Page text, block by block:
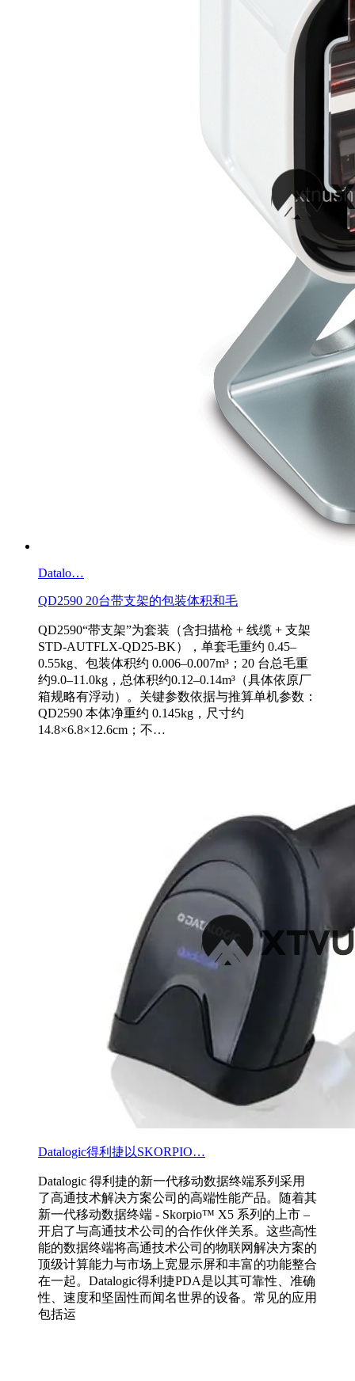
Datalo…
QD2590 20台带支架的包装体积和毛
QD2590“带支架”为套装（含扫描枪 + 线缆 + 支架
STD-AUTFLX-QD25-BK），‌单套毛重约 0.45–
0.55kg、包装体积约 0.006–0.007m³‌；20 台总毛重
约‌9.0–11.0kg‌，总体积约‌0.12–0.14m³‌（具体依原厂
箱规略有浮动）。关键参数依据与推算‌单机参数‌：
QD2590 本体净重约 0.145kg，尺寸约
14.8×6.8×12.6cm；不…
Datalogic得利捷以SKORPIO…
Datalogic 得利捷的新一代移动数据终端系列采用
了高通技术解决方案公司的高端性能产品。随着其
新一代移动数据终端 - Skorpio™ X5 系列的上市 –
开启了与高通技术公司的合作伙伴关系。这些高性
能的数据终端将高通技术公司的物联网解决方案的
顶级计算能力与市场上宽显示屏和丰富的功能整合
在一起。Datalogic得利捷PDA是以其可靠性、准确
性、速度和坚固性而闻名世界的设备。常见的应用
包括运